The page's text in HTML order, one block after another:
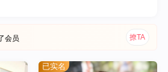
会员 撩TA
会员 撩TA
已实名